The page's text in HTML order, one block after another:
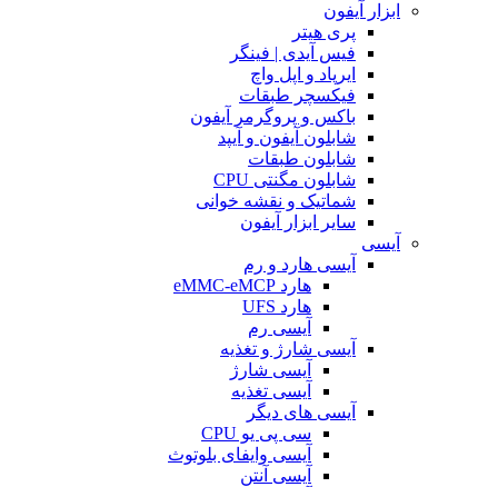
ابزار آیفون
پری هیتر
فیس آیدی | فینگر
ایرپاد و اپل واچ
فیکسچر طبقات
باکس و پروگرمر آیفون
شابلون آیفون و آیپد
شابلون طبقات
شابلون مگنتی CPU
شماتیک و نقشه خوانی
سایر ابزار آیفون
آیسی
آیسی هارد و رم
هارد eMMC-eMCP
هارد UFS
آیسی رم
آیسی شارژ و تغذیه
آیسی شارژ
آیسی تغذیه
آیسی های دیگر
سی پی یو CPU
آیسی وایفای بلوتوث
آیسی آنتن